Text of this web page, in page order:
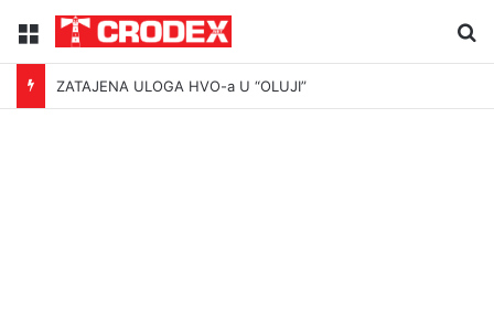
Menu
ZATAJENA ULOGA HVO-a U “OLUJI”